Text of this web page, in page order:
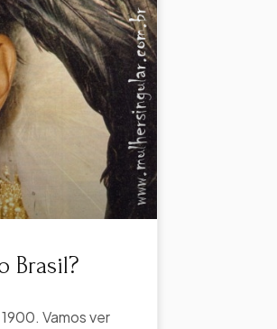
Brasil?
Vamos ver